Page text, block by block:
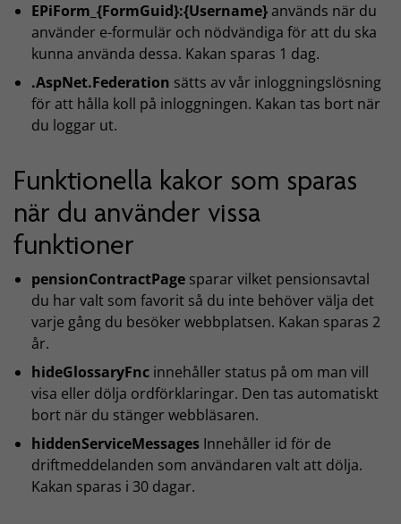
EPiForm_{FormGuid}:{Username}används när du
använder e-formulär och nödvändiga för att du ska
kunna använda dessa. Kakan sparas 1 dag.
.AspNet.Federation sätts av vår inloggningslösning
för att hålla koll på inloggningen. Kakan tas bort när
du loggar ut.
Funktionella kakor som sparas
när du använder vissa
funktioner
pensionContractPage sparar vilket pensionsavtal
du har valt som favorit så du inte behöver välja det
varje gång du besöker webbplatsen. Kakan sparas 2
år.
hideGlossaryFnc innehåller status på om man vill
visa eller dölja ordförklaringar. Den tas automatiskt
bort när du stänger webbläsaren.
hiddenServiceMessages Innehåller id för de
driftmeddelanden som användaren valt att dölja.
Kakan sparas i 30 dagar.